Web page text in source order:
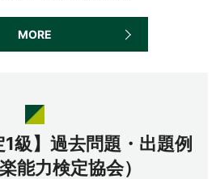
MORE
1級】過去問題・出題例
能力検定協会）